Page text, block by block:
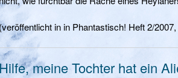
in in Phantastisch! Heft 2/
meine Tochter hat ein